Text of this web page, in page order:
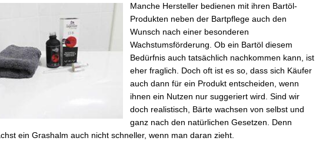
Manche Hersteller bedienen mit ihren Bartöl-
Produkten neben der Bartpflege auch den
Wunsch nach einer besonderen
Wachstumsförderung. Ob ein Bartöl diesem
Bedürfnis auch tatsächlich nachkommen kann, ist
eher fraglich. Doch oft ist es so, dass sich Käufer
auch dann für ein Produkt entscheiden, wenn
ihnen ein Nutzen nur suggeriert wird. Sind wir
doch realistisch, Bärte wachsen von selbst und
ganz nach den natürlichen Gesetzen. Denn
ein Grashalm auch nicht schneller, wenn man daran zieht.